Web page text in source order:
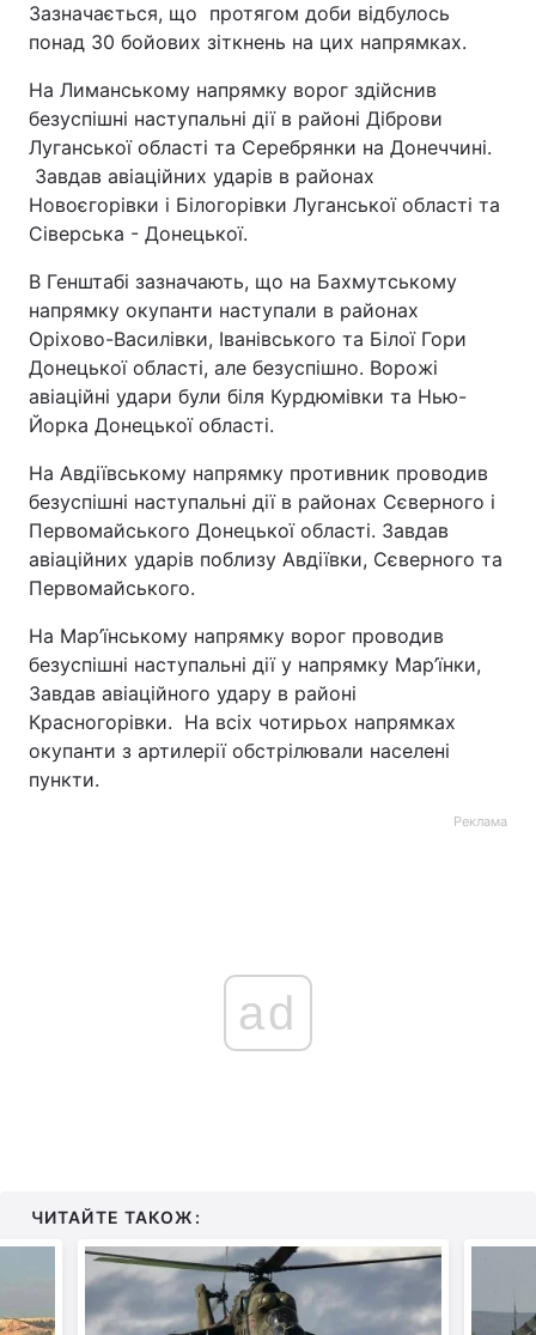
Зазначається, що протягом доби відбулось
понад 30 бойових зіткнень на цих напрямках.
На Лиманському напрямку ворог здійснив
безуспішні наступальні дії в районі Діброви
Луганської області та Серебрянки на Донеччині.
Завдав авіаційних ударів в районах
Новоєгорівки і Білогорівки Луганської області та
Сіверська - Донецької.
В Генштабі зазначають, що на Бахмутському
напрямку окупанти наступали в районах
Оріхово-Василівки, Іванівського та Білої Гори
Донецької області, але безуспішно. Ворожі
авіаційні удари були біля Курдюмівки та Нью-
Йорка Донецької області.
На Авдіївському напрямку противник проводив
безуспішні наступальні дії в районах Сєверного і
Первомайського Донецької області. Завдав
авіаційних ударів поблизу Авдіївки, Сєверного та
Первомайського.
На Мар’їнському напрямку ворог проводив
безуспішні наступальні дії у напрямку Мар’їнки,
Завдав авіаційного удару в районі
Красногорівки. На всіх чотирьох напрямках
окупанти з артилерії обстрілювали населені
пункти.
Реклама
ad
ЧИТАЙТЕ ТАКОЖ: